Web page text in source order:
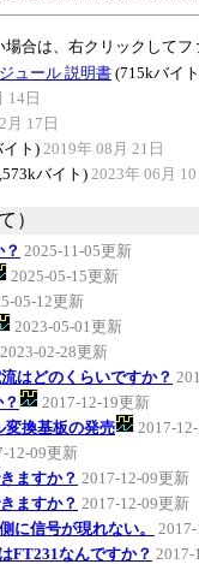
合は、右クリックして
ュール 説明書 (715kバイ
14日
月 17日
イト)2019年 08月 21日
バイト) 2023年 06月
）
2025-11-05更新
2025-05-15更新
05-12更新
2023-05-01更新
2023-02-28更新
はどのくらいですか？
2017-12-19更新
変換基板の発売
2017-
12-09更新
ますか？ 2017-12-09更新
ますか？ 2017-12-09更新
に信号が現れない。
FT231なんですか？ 2017-